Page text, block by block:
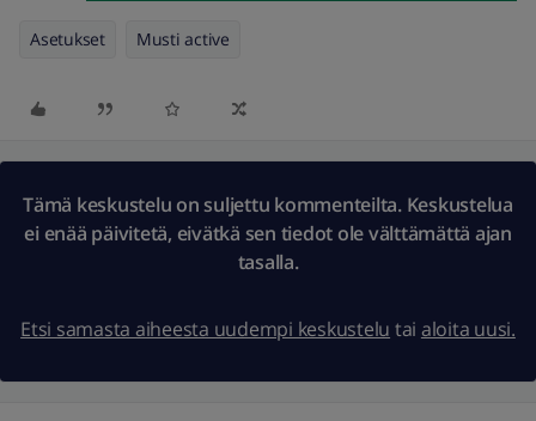
Asetukset Musti active
Tämä keskustelu on suljettu kommenteilta. Keskustelua
ei enää päivitetä, eivätkä sen tiedot ole välttämättä ajan
tasalla.
Etsi samasta aiheesta uudempi keskustelu tai aloita uusi.